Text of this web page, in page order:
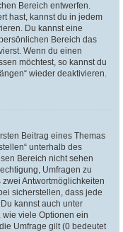
Bereich entwerfen.
hast, kannst du in jedem
Du kannst eine
Bereich das
Wenn du einen
möchtest, so kannst du
wieder deaktivieren.
Beitrag eines Themas
unterhalb des
Bereich nicht sehen
Umfragen zu
Antwortmöglichkeiten
sicherstellen, dass jede
kannst auch unter
wie viele Optionen ein
Umfrage gilt (0 bedeutet